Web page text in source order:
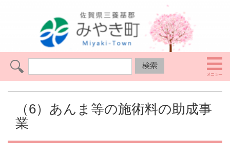
（6）あんま等の施術料の助成事
業